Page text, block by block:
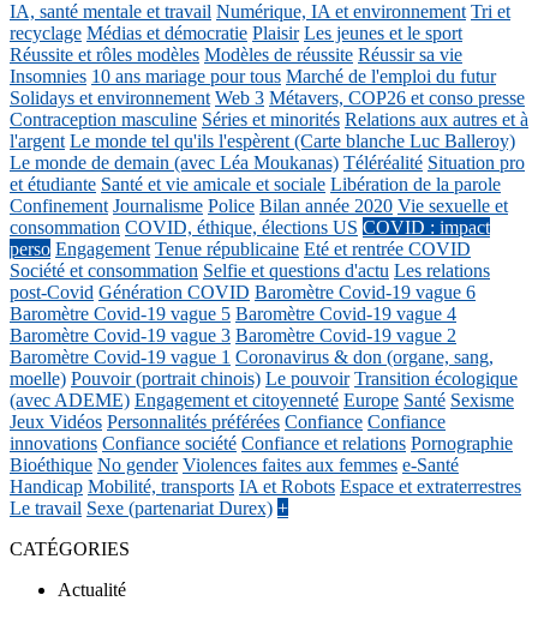
IA, santé mentale et travail Numérique, IA et environnement Tri et
recyclage Médias et démocratie Plaisir Les jeunes et le sport
Réussite et rôles modèles Modèles de réussite Réussir sa vie
Insomnies 10 ans mariage pour tous Marché de l'emploi du futur
Solidays et environnement Web 3 Métavers, COP26 et conso presse
Contraception masculine Séries et minorités Relations aux autres et à
l'argent Le monde tel qu'ils l'espèrent (Carte blanche Luc Balleroy)
Le monde de demain (avec Léa Moukanas) Téléréalité Situation pro
et étudiante Santé et vie amicale et sociale Libération de la parole
Confinement Journalisme Police Bilan année 2020 Vie sexuelle et
consommation COVID, éthique, élections US COVID : impact
perso Engagement Tenue républicaine Eté et rentrée COVID
Société et consommation Selfie et questions d'actu Les relations
post-Covid Génération COVID Baromètre Covid-19 vague 6
Baromètre Covid-19 vague 5 Baromètre Covid-19 vague 4
Baromètre Covid-19 vague 3 Baromètre Covid-19 vague 2
Baromètre Covid-19 vague 1 Coronavirus & don (organe, sang,
moelle) Pouvoir (portrait chinois) Le pouvoir Transition écologique
(avec ADEME) Engagement et citoyenneté Europe Santé Sexisme
Jeux Vidéos Personnalités préférées Confiance Confiance
innovations Confiance société Confiance et relations Pornographie
Bioéthique No gender Violences faites aux femmes e-Santé
Handicap Mobilité, transports IA et Robots Espace et extraterrestres
Le travail Sexe (partenariat Durex) +
CATÉGORIES
Actualité